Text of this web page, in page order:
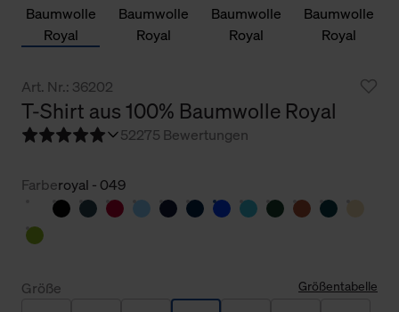
Art. Nr.: 36202
T-Shirt aus 100% Baumwolle Royal
52275 Bewertungen
Farberoyal - 049
Größe Größentabelle